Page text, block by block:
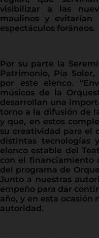
visibilizar a las
maulinos y evitarían
espectáculos foráneos.
Por su parte la
Patrimonio, Pía
por este elenco.
músicos de la
desarrollan una
torno a la difusión de
y que, en estos
su creatividad para el
distintas tecnologías
elenco estable del
con el financiamiento
del programa de
Junto a nuestras
empeño para dar
año, y en esta ocasión
autoridad.